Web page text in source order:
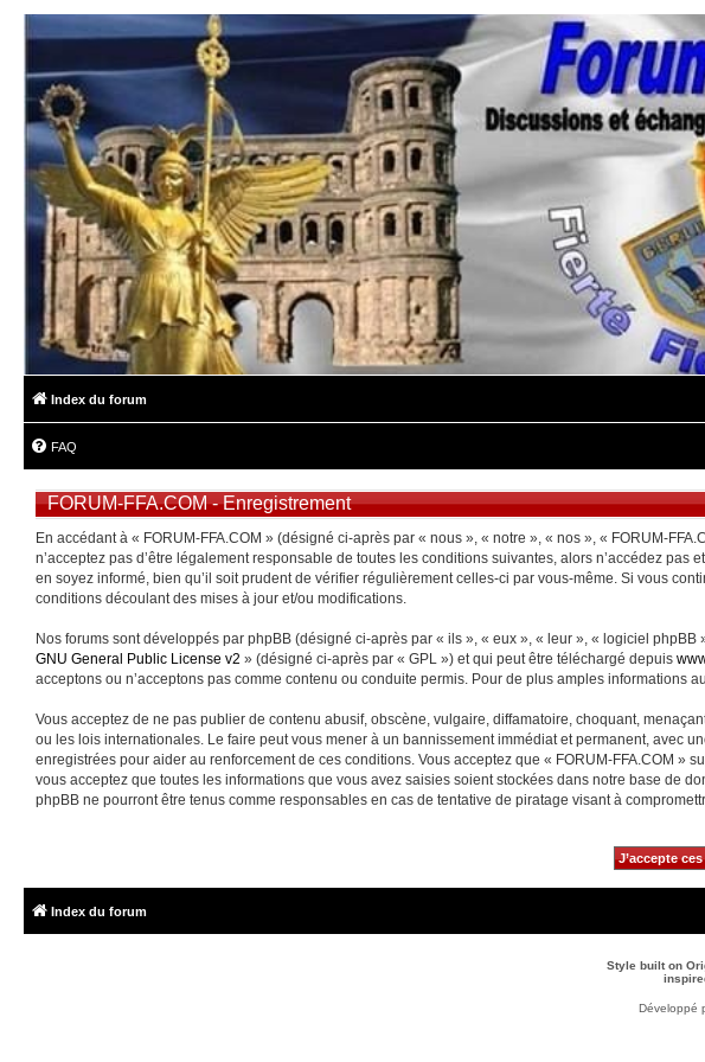
Index du forum
FAQ
FORUM-FFA.COM - Enregistrement
En accédant à « FORUM-FFA.COM » (désigné ci-après par « nous », « notre », « nos », « FORUM-
n’acceptez pas d’être légalement responsable de toutes les conditions suivantes, alors n’accédez
en soyez informé, bien qu’il soit prudent de vérifier régulièrement celles-ci par vous-même. Si vous
conditions découlant des mises à jour et/ou modifications.
Nos forums sont développés par phpBB (désigné ci-après par « ils », « eux », « leur », « logiciel
GNU General Public License v2 » (désigné ci-après par « GPL ») et qui peut être téléchargé depuis
acceptons ou n’acceptons pas comme contenu ou conduite permis. Pour de plus amples informations
Vous acceptez de ne pas publier de contenu abusif, obscène, vulgaire, diffamatoire, choquant,
ou les lois internationales. Le faire peut vous mener à un bannissement immédiat et permanent, avec
enregistrées pour aider au renforcement de ces conditions. Vous acceptez que « FORUM-FFA.COM
vous acceptez que toutes les informations que vous avez saisies soient stockées dans notre base de
phpBB ne pourront être tenus comme responsables en cas de tentative de piratage visant à
Index du forum
Style built on
Développé